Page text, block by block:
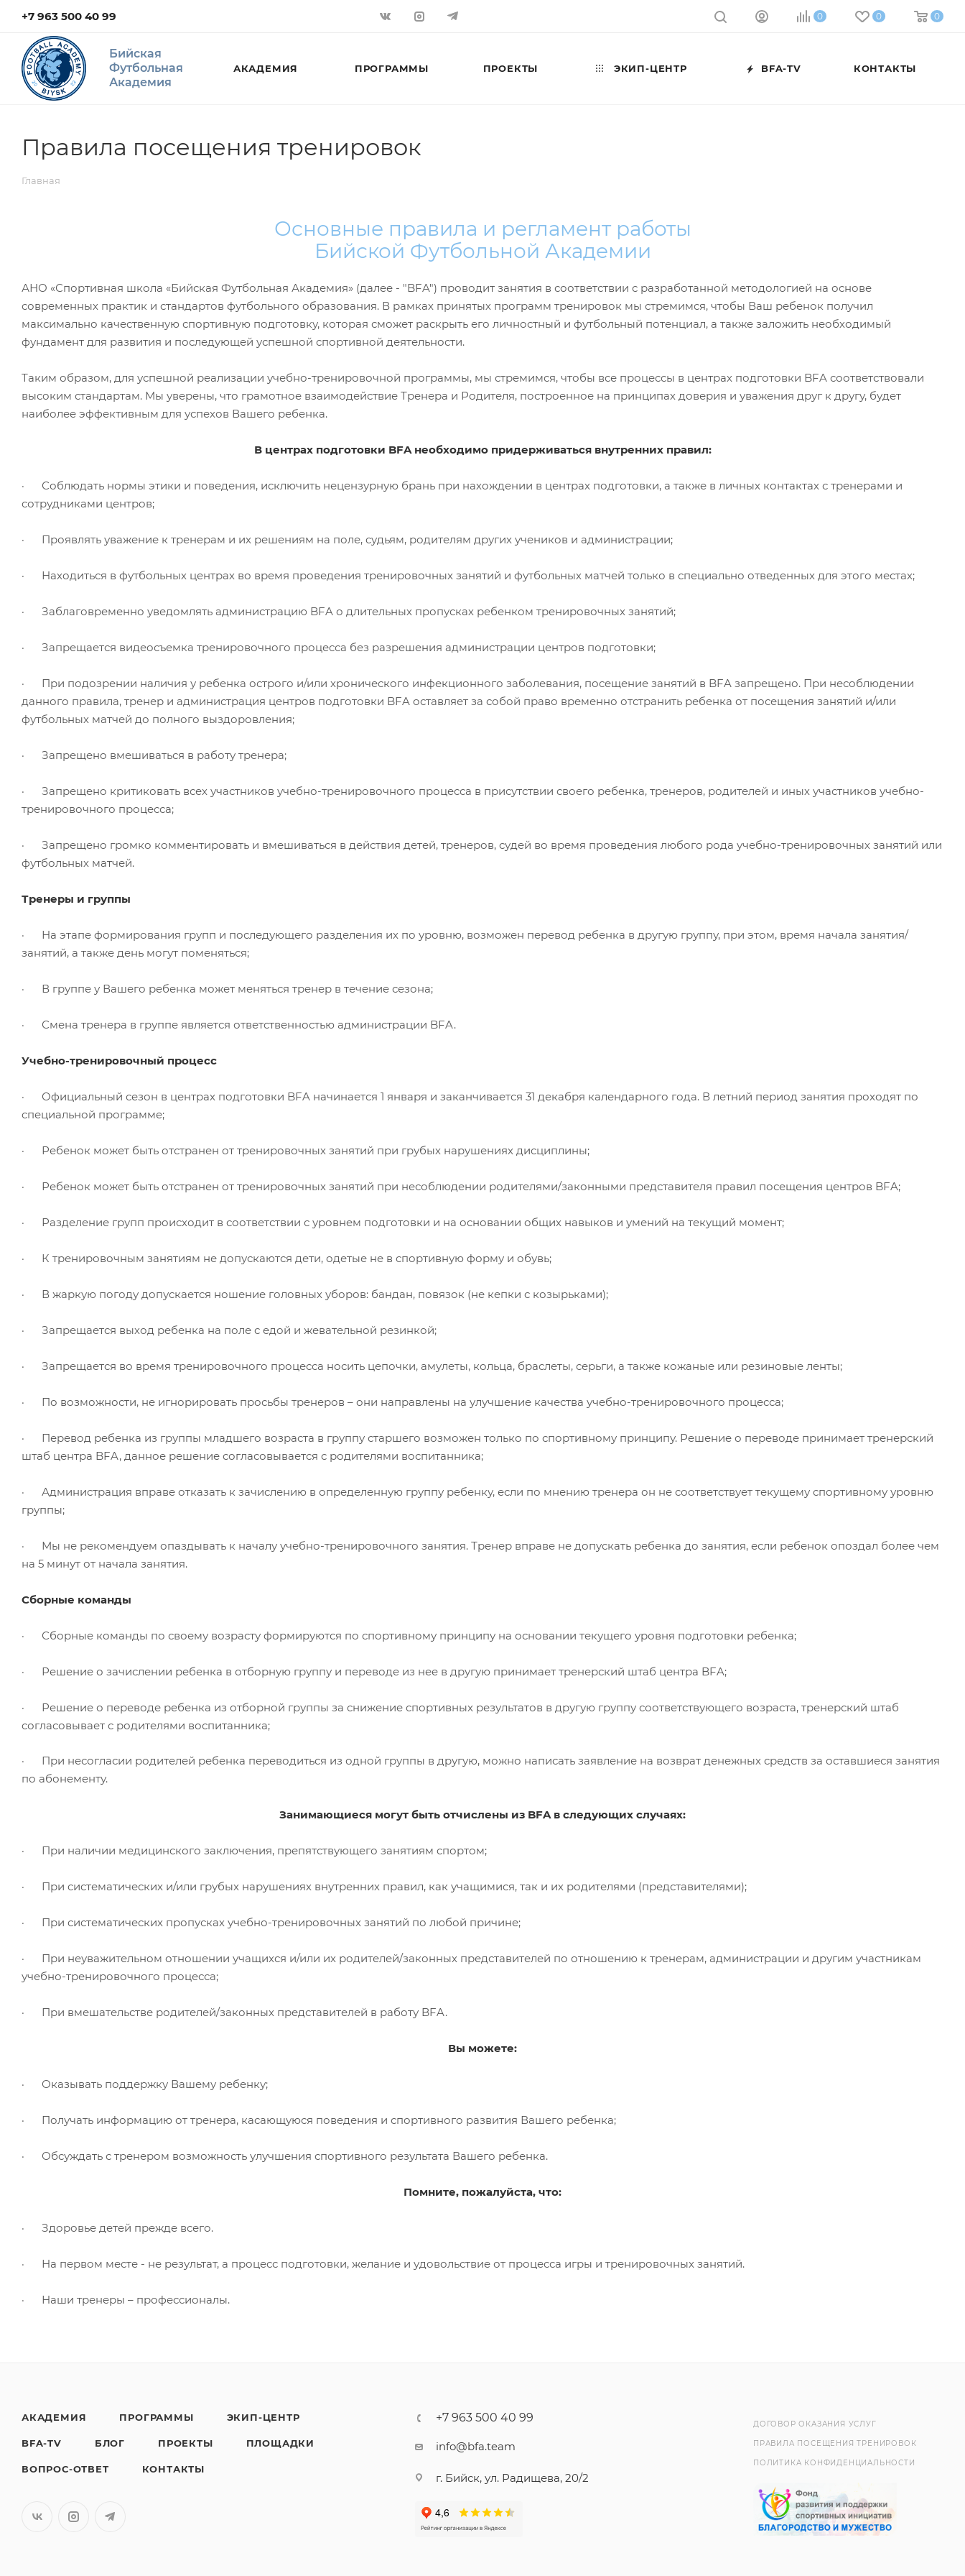
+7 963 500 40 99 0 0 0
Бийская
Футбольная
Академия
АКАДЕМИЯ ПРОГРАММЫ ПРОЕКТЫ ЭКИП-ЦЕНТР BFA-TV КОНТАКТЫ
Правила посещения тренировок
Главная
Основные правила и регламент работы
Бийской Футбольной Академии
АНО «Спортивная школа «Бийская Футбольная Академия» (далее - "BFA") проводит занятия в соответствии с разработанной методологией на основе
современных практик и стандартов футбольного образования. В рамках принятых программ тренировок мы стремимся, чтобы Ваш ребенок получил
максимально качественную спортивную подготовку, которая сможет раскрыть его личностный и футбольный потенциал, а также заложить необходимый
фундамент для развития и последующей успешной спортивной деятельности.
Таким образом, для успешной реализации учебно-тренировочной программы, мы стремимся, чтобы все процессы в центрах подготовки BFA соответствовали
высоким стандартам. Мы уверены, что грамотное взаимодействие Тренера и Родителя, построенное на принципах доверия и уважения друг к другу, будет
наиболее эффективным для успехов Вашего ребенка.
В центрах подготовки BFA необходимо придерживаться внутренних правил:
· Соблюдать нормы этики и поведения, исключить нецензурную брань при нахождении в центрах подготовки, а также в личных контактах с тренерами и
сотрудниками центров;
· Проявлять уважение к тренерам и их решениям на поле, судьям, родителям других учеников и администрации;
· Находиться в футбольных центрах во время проведения тренировочных занятий и футбольных матчей только в специально отведенных для этого местах;
· Заблаговременно уведомлять администрацию BFA о длительных пропусках ребенком тренировочных занятий;
· Запрещается видеосъемка тренировочного процесса без разрешения администрации центров подготовки;
· При подозрении наличия у ребенка острого и/или хронического инфекционного заболевания, посещение занятий в BFA запрещено. При несоблюдении
данного правила, тренер и администрация центров подготовки BFA оставляет за собой право временно отстранить ребенка от посещения занятий и/или
футбольных матчей до полного выздоровления;
· Запрещено вмешиваться в работу тренера;
· Запрещено критиковать всех участников учебно-тренировочного процесса в присутствии своего ребенка, тренеров, родителей и иных участников учебно-
тренировочного процесса;
· Запрещено громко комментировать и вмешиваться в действия детей, тренеров, судей во время проведения любого рода учебно-тренировочных занятий или
футбольных матчей.
Тренеры и группы
· На этапе формирования групп и последующего разделения их по уровню, возможен перевод ребенка в другую группу, при этом, время начала занятия/
занятий, а также день могут поменяться;
· В группе у Вашего ребенка может меняться тренер в течение сезона;
· Смена тренера в группе является ответственностью администрации BFA.
Учебно-тренировочный процесс
· Официальный сезон в центрах подготовки BFA начинается 1 января и заканчивается 31 декабря календарного года. В летний период занятия проходят по
специальной программе;
· Ребенок может быть отстранен от тренировочных занятий при грубых нарушениях дисциплины;
· Ребенок может быть отстранен от тренировочных занятий при несоблюдении родителями/законными представителя правил посещения центров BFA;
· Разделение групп происходит в соответствии с уровнем подготовки и на основании общих навыков и умений на текущий момент;
· К тренировочным занятиям не допускаются дети, одетые не в спортивную форму и обувь;
· В жаркую погоду допускается ношение головных уборов: бандан, повязок (не кепки с козырьками);
· Запрещается выход ребенка на поле с едой и жевательной резинкой;
· Запрещается во время тренировочного процесса носить цепочки, амулеты, кольца, браслеты, серьги, а также кожаные или резиновые ленты;
· По возможности, не игнорировать просьбы тренеров – они направлены на улучшение качества учебно-тренировочного процесса;
· Перевод ребенка из группы младшего возраста в группу старшего возможен только по спортивному принципу. Решение о переводе принимает тренерский
штаб центра BFA, данное решение согласовывается с родителями воспитанника;
· Администрация вправе отказать к зачислению в определенную группу ребенку, если по мнению тренера он не соответствует текущему спортивному уровню
группы;
· Мы не рекомендуем опаздывать к началу учебно-тренировочного занятия. Тренер вправе не допускать ребенка до занятия, если ребенок опоздал более чем
на 5 минут от начала занятия.
Сборные команды
· Сборные команды по своему возрасту формируются по спортивному принципу на основании текущего уровня подготовки ребенка;
· Решение о зачислении ребенка в отборную группу и переводе из нее в другую принимает тренерский штаб центра BFA;
· Решение о переводе ребенка из отборной группы за снижение спортивных результатов в другую группу соответствующего возраста, тренерский штаб
согласовывает с родителями воспитанника;
· При несогласии родителей ребенка переводиться из одной группы в другую, можно написать заявление на возврат денежных средств за оставшиеся занятия
по абонементу.
Занимающиеся могут быть отчислены из BFA в следующих случаях:
· При наличии медицинского заключения, препятствующего занятиям спортом;
· При систематических и/или грубых нарушениях внутренних правил, как учащимися, так и их родителями (представителями);
· При систематических пропусках учебно-тренировочных занятий по любой причине;
· При неуважительном отношении учащихся и/или их родителей/законных представителей по отношению к тренерам, администрации и другим участникам
учебно-тренировочного процесса;
· При вмешательстве родителей/законных представителей в работу BFA.
Вы можете:
· Оказывать поддержку Вашему ребенку;
· Получать информацию от тренера, касающуюся поведения и спортивного развития Вашего ребенка;
· Обсуждать с тренером возможность улучшения спортивного результата Вашего ребенка.
Помните, пожалуйста, что:
· Здоровье детей прежде всего.
· На первом месте - не результат, а процесс подготовки, желание и удовольствие от процесса игры и тренировочных занятий.
· Наши тренеры – профессионалы.
АКАДЕМИЯ ПРОГРАММЫ ЭКИП-ЦЕНТР
BFA-TV БЛОГ ПРОЕКТЫ ПЛОЩАДКИ
ВОПРОС-ОТВЕТ КОНТАКТЫ
+7 963 500 40 99
info@bfa.team
г. Бийск, ул. Радищева, 20/2
ДОГОВОР ОКАЗАНИЯ УСЛУГ
ПРАВИЛА ПОСЕЩЕНИЯ ТРЕНИРОВОК
ПОЛИТИКА КОНФИДЕНЦИАЛЬНОСТИ